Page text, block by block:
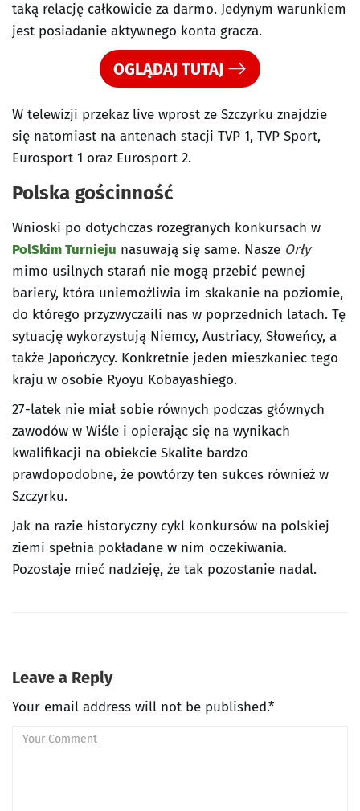
taką relację całkowicie za darmo. Jedynym warunkiem
jest posiadanie aktywnego konta gracza.
OGLĄDAJ TUTAJ
W telewizji przekaz live wprost ze Szczyrku znajdzie
się natomiast na antenach stacji TVP 1, TVP Sport,
Eurosport 1 oraz Eurosport 2.
Polska gościnność
Wnioski po dotychczas rozegranych konkursach w
PolSkim Turnieju nasuwają się same. Nasze Orły
mimo usilnych starań nie mogą przebić pewnej
bariery, która uniemożliwia im skakanie na poziomie,
do którego przyzwyczaili nas w poprzednich latach. Tę
sytuację wykorzystują Niemcy, Austriacy, Słoweńcy, a
także Japończycy. Konkretnie jeden mieszkaniec tego
kraju w osobie Ryoyu Kobayashiego.
27-latek nie miał sobie równych podczas głównych
zawodów w Wiśle i opierając się na wynikach
kwalifikacji na obiekcie Skalite bardzo
prawdopodobne, że powtórzy ten sukces również w
Szczyrku.
Jak na razie historyczny cykl konkursów na polskiej
ziemi spełnia pokładane w nim oczekiwania.
Pozostaje mieć nadzieję, że tak pozostanie nadal.
Leave a Reply
Your email address will not be published.*